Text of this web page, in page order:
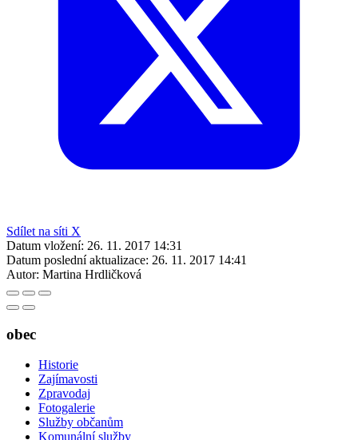
Sdílet na síti X
Datum vložení: 26. 11. 2017 14:31
Datum poslední aktualizace: 26. 11. 2017 14:41
Autor: Martina Hrdličková
obec
Historie
Zajímavosti
Zpravodaj
Fotogalerie
Služby občanům
Komunální služby